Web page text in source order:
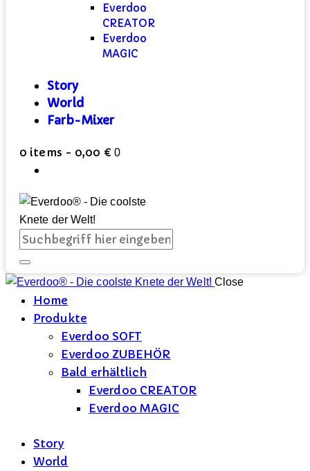
Everdoo
CREATOR
Everdoo
MAGIC
Story
World
Farb-Mixer
0 items - 0,00 € 0
Close
Home
Produkte
Everdoo SOFT
Everdoo ZUBEHÖR
Bald erhältlich
Everdoo CREATOR
Everdoo MAGIC
Story
World